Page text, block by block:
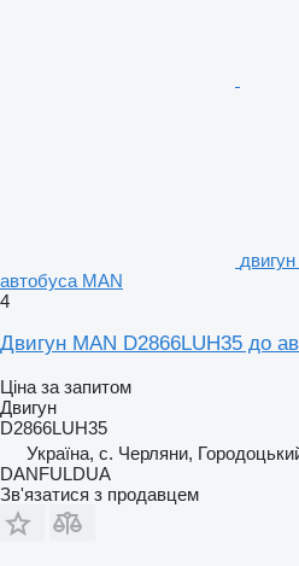
автобуса MAN
4
Двигун MAN D2866LUH35 до
Ціна за запитом
Двигун
D2866LUH35
Україна, с. Черляни,
DANFULDUA
Зв'язатися з продавцем